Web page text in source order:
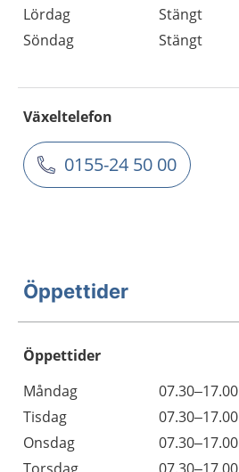
Lördag
Stängt
Söndag
Stängt
Växeltelefon
0155-24 50 00
Öppettider
Öppettider
Dag
Öppettider
Kommentarer
Måndag
07.30–17.00
Tisdag
07.30–17.00
Onsdag
07.30–17.00